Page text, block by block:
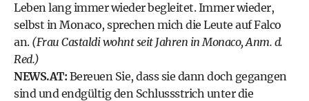
Leben lang immer wieder begleitet. Immer wieder,
selbst in Monaco, sprechen mich die Leute auf Falco
an. (Frau Castaldi wohnt seit Jahren in Monaco, Anm. d.
Red.)
NEWS.AT: Bereuen Sie, dass sie dann doch gegangen
sind und endgültig den Schlussstrich unter die